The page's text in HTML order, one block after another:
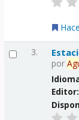
3.
por